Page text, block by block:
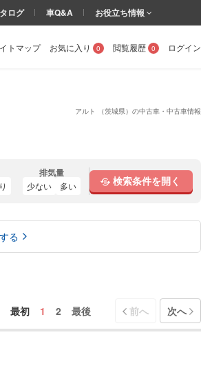
アルト （茨城県）の中古車・中古車情報
トマップ お気に入り 0 閲覧履歴 0 ログイン
ログ 車Q&A お役立ち情報
排気量
少ない 多い 検索条件を開く
る
最初 1 2 最後 前へ 次へ